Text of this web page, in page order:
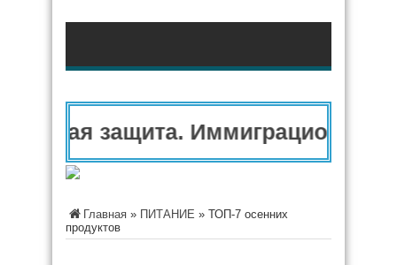
защита. Иммиграционный
Главная » ПИТАНИЕ » ТОП-7 осенних
продуктов